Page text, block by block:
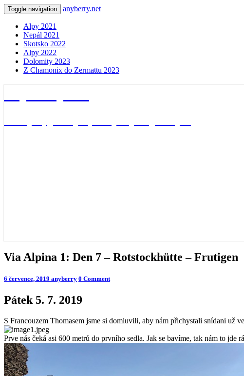
Toggle navigation anyberry.net
Alpy 2021
Nepál 2021
Skotsko 2022
Alpy 2022
Dolomity 2023
Z Chamonix do Zermattu 2023
Via
Alpina
Den
–
Frutigen
Via Alpina 1: Den 7 – Rotstockhütte – Frutigen
6 července, 2019 anyberry Comments
0 Comment
Pátek 5. 7. 2019
S Francouzem Thomasem jsme si domluvili, aby nám přichystali snídani už
Prve nás čeká asi 600 metrů do prvního sedla. Jak se bavíme, tak nám to jde